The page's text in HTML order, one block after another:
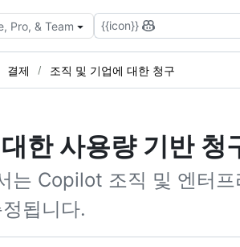
Pro, & Team {{icon}}
결제 조직 및 기업에 대한 청구
한 사용량 기반 청
는 Copilot 조직 및 엔터프
됩니다.